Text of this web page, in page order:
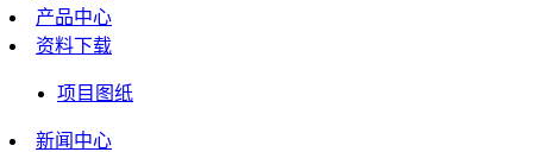
产品中心
资料下载
项目图纸
新闻中心